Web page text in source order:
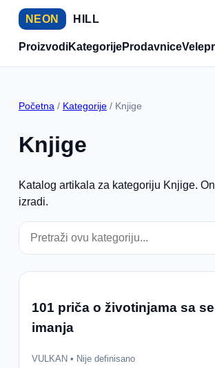
NEON HILL
ProizvodiKategorijeProdavnice
Početna / Kategorije/ Knjige
Knjige
Katalog artikala za kategoriju Knjige.
izradi.
101 priča o životinjama sa
imanja
VULKAN • Nije definisano